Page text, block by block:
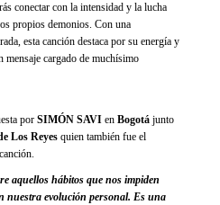
conectar con la intensidad y la lucha
propios demonios. Con una
esta canción destaca por su energía y
cargado de muchísimo
por SIMÓN SAVI en Bogotá junto
Los Reyes quien también fue el
aquellos hábitos que nos impiden
nuestra evolución personal. Es una